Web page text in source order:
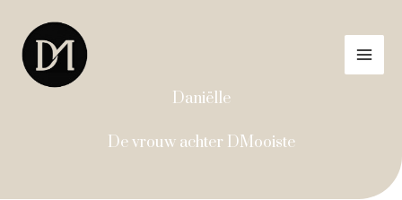
naar
inhoud
Daniëlle
De vrouw achter DMooiste